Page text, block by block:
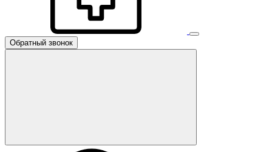
Обратный звонок